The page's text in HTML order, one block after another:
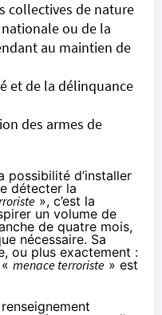
collectives de nature
ou de la
au maintien de
et de la délinquance
des armes de
possibilité d’installer
détecter la
», c’est la
un volume de
de quatre mois,
nécessaire. Sa
ou plus exactement :
menace terroriste » est